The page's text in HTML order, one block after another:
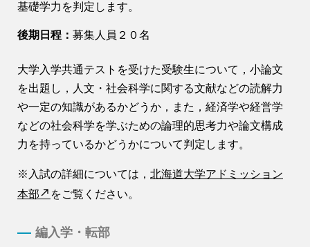
基礎学力を判定します。
後期日程： 募集人員２０名
大学入学共通テストを受けた受験生について，小論文
を出題し，人文・社会科学に関する文献などの読解力
や一定の知識があるかどうか，また，経済学や経営学
などの社会科学を学ぶための論理的思考力や論文構成
力を持っているかどうかについて判定します。
※入試の詳細については， 北海道大学アドミッション
本部
をご覧ください。
編入学・転部